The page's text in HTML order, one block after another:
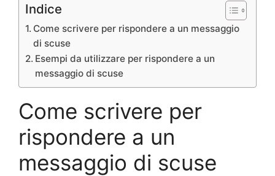
Indice
Come scrivere per rispondere a un messaggio
di scuse
Esempi da utilizzare per rispondere a un
messaggio di scuse
Come scrivere per
rispondere a un
messaggio di scuse